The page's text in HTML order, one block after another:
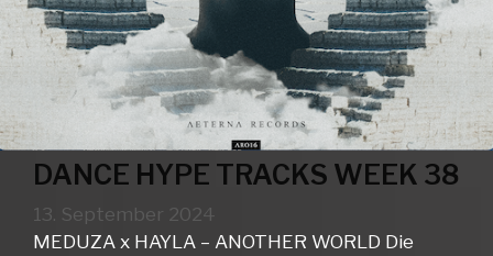
DANCE HYPE TRACKS WEEK 38
13. September 2024
MEDUZA x HAYLA – ANOTHER WORLD Die